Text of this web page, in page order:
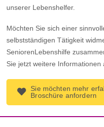
unserer Lebenshelfer.
Möchten Sie sich einer
selbstständigen Tätigkeit
SeniorenLebenshilfe
Sie jetzt weitere Informationen
Sie möchten mehr
Broschüre anfordern